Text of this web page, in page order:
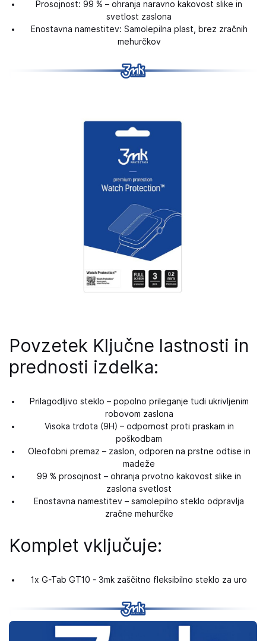
Prosojnost: 99 % – ohranja naravno kakovost slike in
svetlost zaslona
Enostavna namestitev: Samolepilna plast, brez zračnih
mehurčkov
Povzetek Ključne lastnosti in
prednosti izdelka:
Prilagodljivo steklo – popolno prileganje tudi ukrivljenim
robovom zaslona
Visoka trdota (9H) – odpornost proti praskam in
poškodbam
Oleofobni premaz – zaslon, odporen na prstne odtise in
madeže
99 % prosojnost – ohranja prvotno kakovost slike in
zaslona svetlost
Enostavna namestitev – samolepilno steklo odpravlja
zračne mehurčke
Komplet vključuje:
1x G-Tab GT10 - 3mk zaščitno fleksibilno steklo za uro